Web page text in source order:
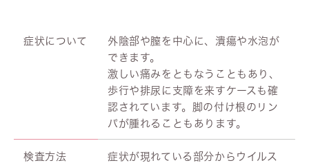
症状について
外陰部や膣を中心に、潰瘍や水泡が
できます。
激しい痛みをともなうこともあり、
歩行や排尿に支障を来すケースも確
認されています。脚の付け根のリン
パが腫れることもあります。
検査方法
症状が現れている部分からウイルス